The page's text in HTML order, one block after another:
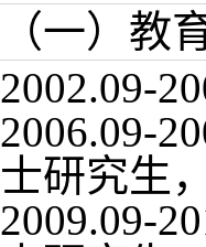
（一）教
2002.09-
2006.09-
士研究生
2009.09-